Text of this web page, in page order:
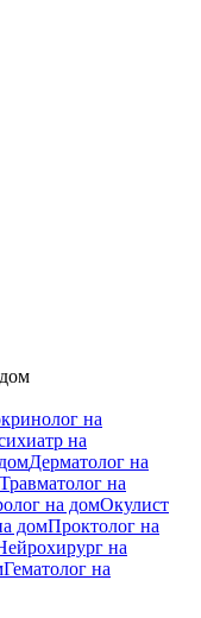
на
на
Дерматолог на
Травматолог на
на домОкулист
домПроктолог на
на
Гематолог на